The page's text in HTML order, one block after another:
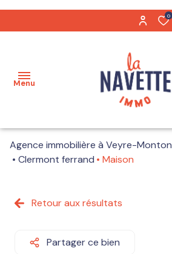
0
Menu
Acheter
Terrains
vendus
équipe
Agence immobilière à Veyre-Monton
Clermont ferrand
Maison
Retour aux résultats
Partager ce bien